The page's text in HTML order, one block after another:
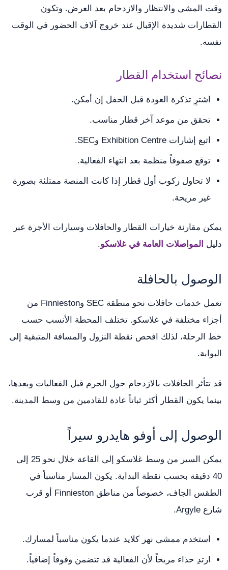
وقت المشي والانتظار والازدحام بعد العرض. وتكون
القطارات شديدة الإقبال عند خروج آلاف الحضور في الوقت
نفسه.
نصائح استخدام القطار
اشترِ تذكرة العودة قبل الحفل إن أمكن.
تحقق من موعد آخر قطار مناسب.
اتبع إشارات Exhibition Centre وSEC.
توقع صفوفاً منظمة بعد انتهاء الفعالية.
لا تحاول ركوب أول قطار إذا كانت المنصة ممتلئة بصورة
غير مريحة.
يمكن مقارنة خيارات القطار والحافلات وسيارات الأجرة عبر
دليل المواصلات العامة في غلاسكو.
الوصول بالحافلة
تعمل خدمات حافلات نحو منطقة SEC وFinnieston من
أجزاء مختلفة في غلاسكو. تختلف المحطة الأنسب حسب
خط الرحلة، لذلك افحص نقطة النزول والمسافة المتبقية إلى
البوابة.
قد تتأثر الحافلات بالازدحام حول الحرم قبل الفعاليات وبعدها،
بينما يكون القطار أكثر ثباتاً عادة للقادمين من وسط المدينة.
الوصول إلى أوفو هايدرو سيراً
يمكن السير من وسط غلاسكو إلى القاعة خلال نحو 25 إلى
40 دقيقة بحسب نقطة البداية. يكون المسار مناسباً في
الطقس الجاف، خصوصاً من مناطق Finnieston أو قرب
شارع Argyle.
استخدم ممشى نهر كلايد عندما يكون مناسباً لمسارك.
ارتدِ حذاء مريحاً لأن الفعالية قد تتضمن وقوفاً إضافياً.